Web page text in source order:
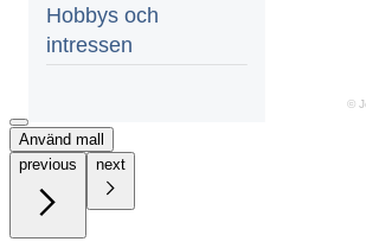
Använd mall
previous
next